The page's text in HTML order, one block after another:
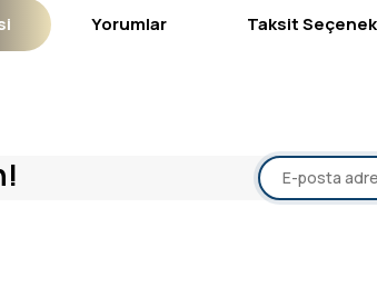
Yorumlar Taksit
Bu ürüne ilk yorumu siz yapın!